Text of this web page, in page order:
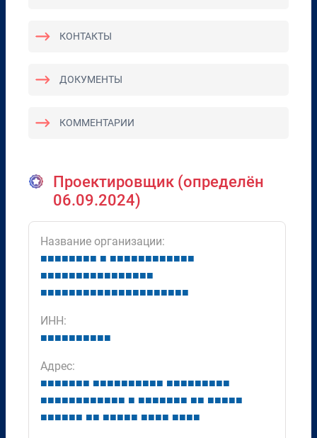
КОНТАКТЫ
ДОКУМЕНТЫ
КОММЕНТАРИИ
Проектировщик (определён
06.09.2024)
Название организации:
■■■■■■■■ ■ ■■■■■■■■■■■■
■■■■■■■■■■■■■■■■
■■■■■■■■■■■■■■■■■■■■■
ИНН:
■■■■■■■■■■
Адрес:
■■■■■■■ ■■■■■■■■■■ ■■■■■■■■■
■■■■■■■■■■■■ ■ ■■■■■■■ ■■ ■■■■■
■■■■■■ ■■ ■■■■■ ■■■■ ■■■■